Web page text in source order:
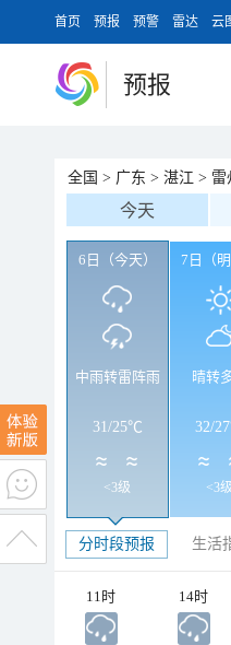
首页 预报 预警 雷达 云
预报
全国 > 广东 > 湛江 > 雷
今天
6日（今天）
中雨转雷阵雨
31/25℃
<3级
7日（明
晴转
32/
<3级
分时段预报 生活
11时 14时